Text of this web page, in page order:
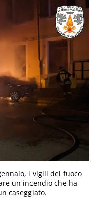
i vigili del fuoco
un incendio che ha
caseggiato.